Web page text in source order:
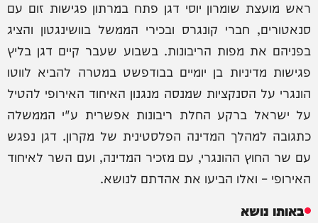
ראש מועצת שומרון יוסי דגן פתח במרתון פגישות זום עם
סנאטורים, חברי קונגרס ובכירי הממשל בוושינגטון והציג
בפניהם את מפות הריבונות. בשבוע שעבר קיים דגן בליץ
פגישות מדיניות בן יומיים בבודפשט במטרה להביא לווטו
הונגרי על הסנקציות שמנסה מנגנון האיחוד האירופי להטיל
על ישראל ברקע החלת ריבונות אפשרית ע"י הממשלה
כתגובה למהלך המדינה הפלסטינית של מקרון. דגן נפגש
עם שר החוץ ההונגרי, עם מזכיר המדינה, ועם השר לאיחוד
האירופי – ואלו הביעו את אהדתם לנושא.
באותו נושא